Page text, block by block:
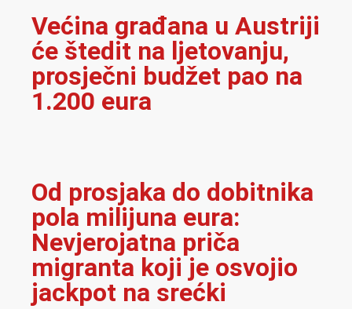
Većina građana u Austriji
će štedit na ljetovanju,
prosječni budžet pao na
1.200 eura
Od prosjaka do dobitnika
pola milijuna eura:
Nevjerojatna priča
migranta koji je osvojio
jackpot na srećki